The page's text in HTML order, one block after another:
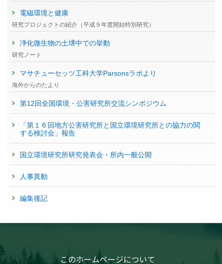
電磁環境と健康
研究プロジェクトの紹介（平成９年度開始特別研究）
浄化微生物の土壌中での挙動
研究ノート
マサチューセッツ工科大学Parsonsラボより
海外からのたより
第12回全国環境・公害研究所交流シンポジウム
「第１６回地方公害研究所と国立環境研究所との協力の関
する検討会」報告
国立環境研究所研究発表会・所内一般公開
人事異動
編集後記
このホームページについて